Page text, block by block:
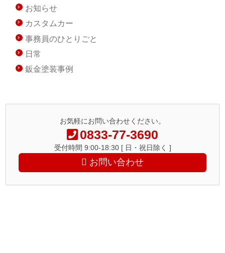
お知らせ
カスタムカー
事務員のひとりごと
日常
鈑金塗装事例
お気軽にお問い合わせください。
0833-77-3690
受付時間 9:00-18:30 [ 日・祝日除く ]
お問い合わせ